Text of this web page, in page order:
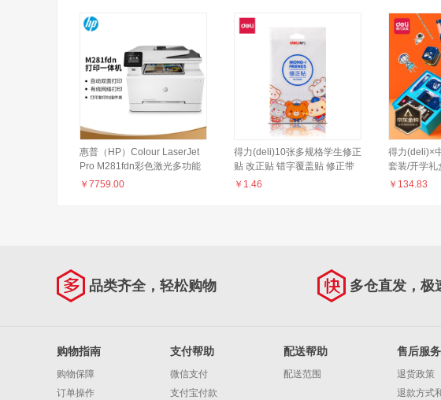
惠普（HP）Colour LaserJet
Pro M281fdn彩色激光多功能
一体机(M277n升级型号)(打印
￥ 7759.00
得力(deli)10张多规格学生修正
贴 改正贴 错字覆盖贴 修正带
涂改贴79465
￥ 1.46
得力(deli)×
套装/开学礼
（ 电动削笔
￥ 134.83
品类齐全，轻松购物 多仓直发，极
购物指南
购物保障
订单操作
支付帮助
微信支付
支付宝付款
配送帮助
配送范围
售后服务
退货政策
退款方式